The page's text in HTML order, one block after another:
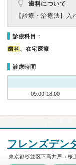
歯科について
【診療・治療法】
入
診療科目：
歯科、在宅医療
診療時間
09:00-18:00
フレンズデン
東京都杉並区下高井戸（桜